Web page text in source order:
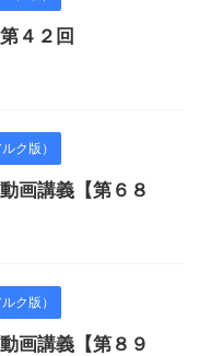
４２回
ク版）
画講義【第６８
ク版）
画講義【第８９